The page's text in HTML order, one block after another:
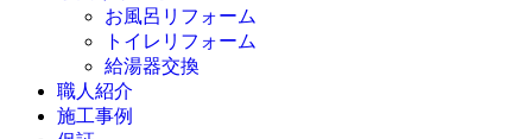
お風呂リフォーム
トイレリフォーム
給湯器交換
職人紹介
施工事例